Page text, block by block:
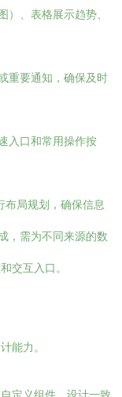
）、表格展示趋势、
重要通知，确保及时
入口和常用操作按
布局规划，确保信息
，需为不同来源的数
交互入口。
能力。